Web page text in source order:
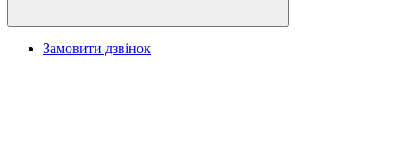
Замовити дзвінок